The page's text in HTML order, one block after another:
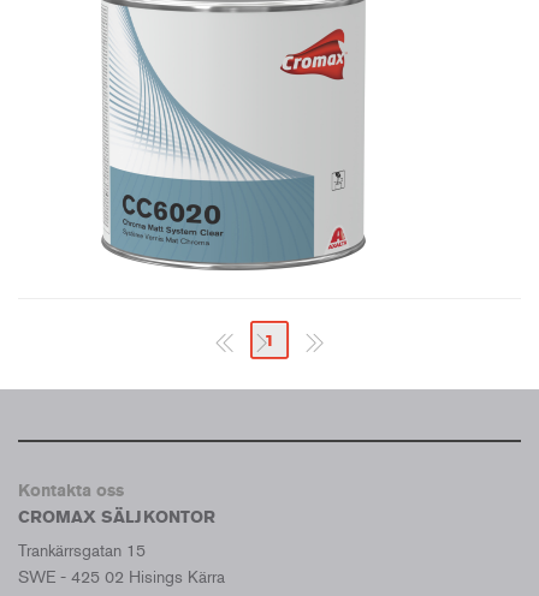
1
Kontakta oss
CROMAX SÄLJKONTOR
Trankärrsgatan 15
SWE - 425 02 Hisings Kärra